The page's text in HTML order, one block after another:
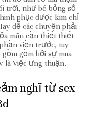
trời, như bé bỏng số
phục được kim chỉ
để các chuyện phải
mãn cần thiết thiết
viền trước, tuy
gồm bởi sự mua
là Việc ưng thuận.
nghĩ từ sex